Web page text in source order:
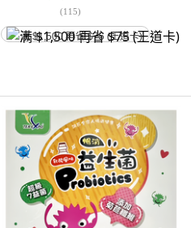
(115)
满 $1,500 再省 $75 (王道卡)